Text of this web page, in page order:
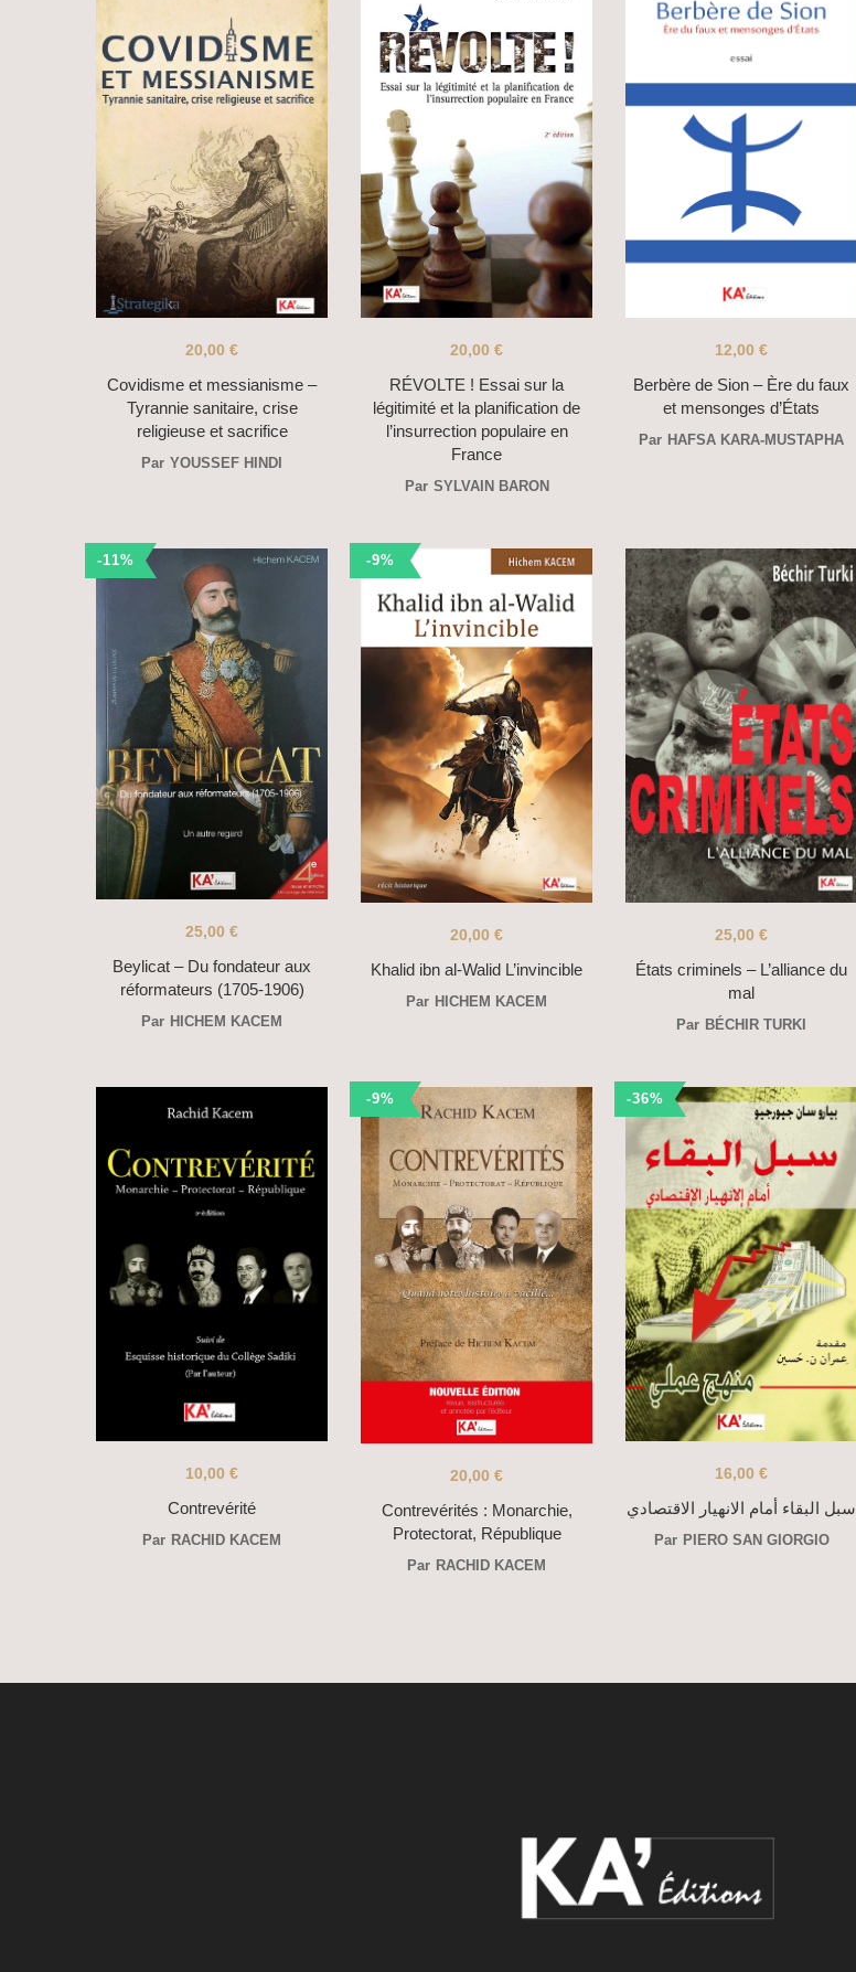
Covidisme et messianisme –
Tyrannie sanitaire, crise
religieuse et sacrifice
20,00 €
Par YOUSSEF HINDI
RÉVOLTE ! Essai sur la
légitimité et la planification de
l’insurrection populaire en
France
20,00 €
Par SYLVAIN BARON
Berbère de Sion – Ère du faux
et mensonges d’États
12,00 €
Par HAFSA KARA-MUSTAPHA
-11%
Beylicat – Du fondateur aux
réformateurs (1705-1906)
25,00 €
Par HICHEM KACEM
-9%
Khalid ibn al-Walid L’invincible
20,00 €
Par HICHEM KACEM
États criminels – L’alliance du
mal
25,00 €
Par BÉCHIR TURKI
Contrevérité
10,00 €
Par RACHID KACEM
-9%
Contrevérités : Monarchie,
Protectorat, République
20,00 €
Par RACHID KACEM
-36%
سبل البقاء أمام الانهيار الاقتصادي
16,00 €
Par PIERO SAN GIORGIO